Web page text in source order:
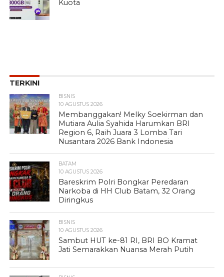
Kuota
TERKINI
BISNIS
10 AGUSTUS 2026
Membanggakan! Melky Soekirman dan
Mutiara Aulia Syahida Harumkan BRI
Region 6, Raih Juara 3 Lomba Tari
Nusantara 2026 Bank Indonesia
BATAM
10 AGUSTUS 2026
Bareskrim Polri Bongkar Peredaran
Narkoba di HH Club Batam, 32 Orang
Diringkus
BISNIS
10 AGUSTUS 2026
Sambut HUT ke-81 RI, BRI BO Kramat
Jati Semarakkan Nuansa Merah Putih